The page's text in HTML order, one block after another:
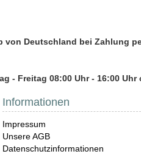
von Deutschland bei Zahlung
- Freitag 08:00 Uhr - 16:00
Informationen
Impressum
Unsere AGB
Datenschutzinformationen